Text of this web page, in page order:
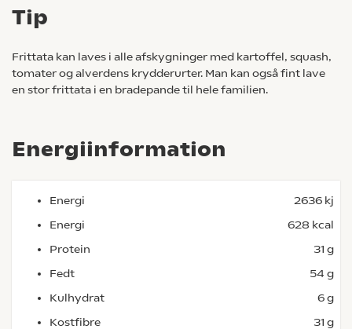
Tip
Frittata kan laves i alle afskygninger med kartoffel, squash,
tomater og alverdens krydderurter. Man kan også fint lave
en stor frittata i en bradepande til hele familien.
Energiinformation
Energi
2636 kj
Energi
628 kcal
Protein
31 g
Fedt
54 g
Kulhydrat
6 g
Kostfibre
31 g